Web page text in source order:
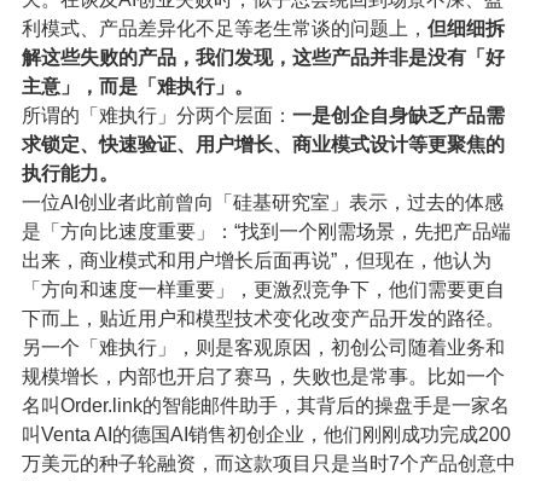
利模式、产品差异化不足等老生常谈的问题上， 但细细拆
解这些失败的产品，我们发现，这些产品并非是没有「好
主意」，而是「难执行」。
所谓的「难执行」分两个层面： 一是创企自身缺乏产品需
求锁定、快速验证、用户增长、商业模式设计等更聚焦的
执行能力。
一位AI创业者此前曾向「硅基研究室」表示，过去的体感
是「方向比速度重要」：“找到一个刚需场景，先把产品端
出来，商业模式和用户增长后面再说”，但现在，他认为
「方向和速度一样重要」，更激烈竞争下，他们需要更自
下而上，贴近用户和模型技术变化改变产品开发的路径。
另一个「难执行」，则是客观原因，初创公司随着业务和
规模增长，内部也开启了赛马，失败也是常事。比如一个
名叫Order.link的智能邮件助手，其背后的操盘手是一家名
叫Venta AI的德国AI销售初创企业，他们刚刚成功完成200
万美元的种子轮融资，而这款项目只是当时7个产品创意中